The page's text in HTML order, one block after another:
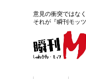
意見の衝突ではな
それが『瞬刊モッツ